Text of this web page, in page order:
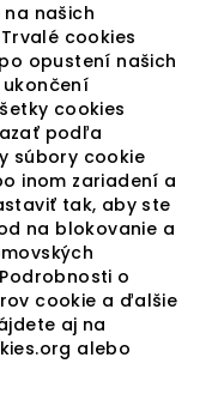
našich
cookies
opustení našich
cookies
podľa
súbory cookie
inom zariadení a
tak, aby ste
na blokovanie a
o
cookie a ďalšie
aj na
alebo